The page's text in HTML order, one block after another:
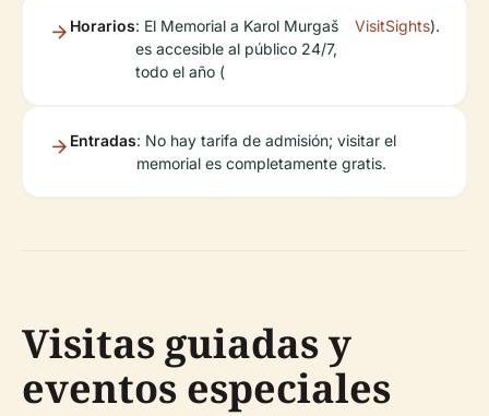
Horarios: El Memorial a Karol Murgaš
es accesible al público 24/7,
todo el año (
VisitSights).
Entradas: No hay tarifa de admisión; visitar el
memorial es completamente gratis.
Visitas guiadas y
eventos especiales